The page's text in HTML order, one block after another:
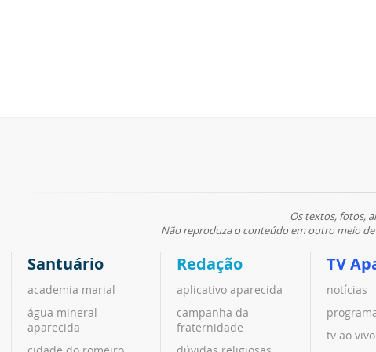
Os textos, fotos,
Não reproduza o conteúdo em outro meio
Santuário
academia marial
água mineral
aparecida
Redação
aplicativo aparecida
campanha da
fraternidade
TV
notícias
tv ao vivo